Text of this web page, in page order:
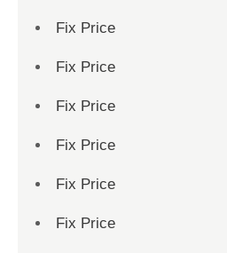
Fix Price
Fix Price
Fix Price
Fix Price
Fix Price
Fix Price